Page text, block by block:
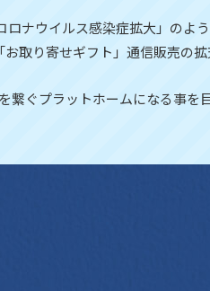
ロナウイルス感染症拡大」のよ
取り寄せギフト」通信販売の拡
繋ぐプラットホームになる事を